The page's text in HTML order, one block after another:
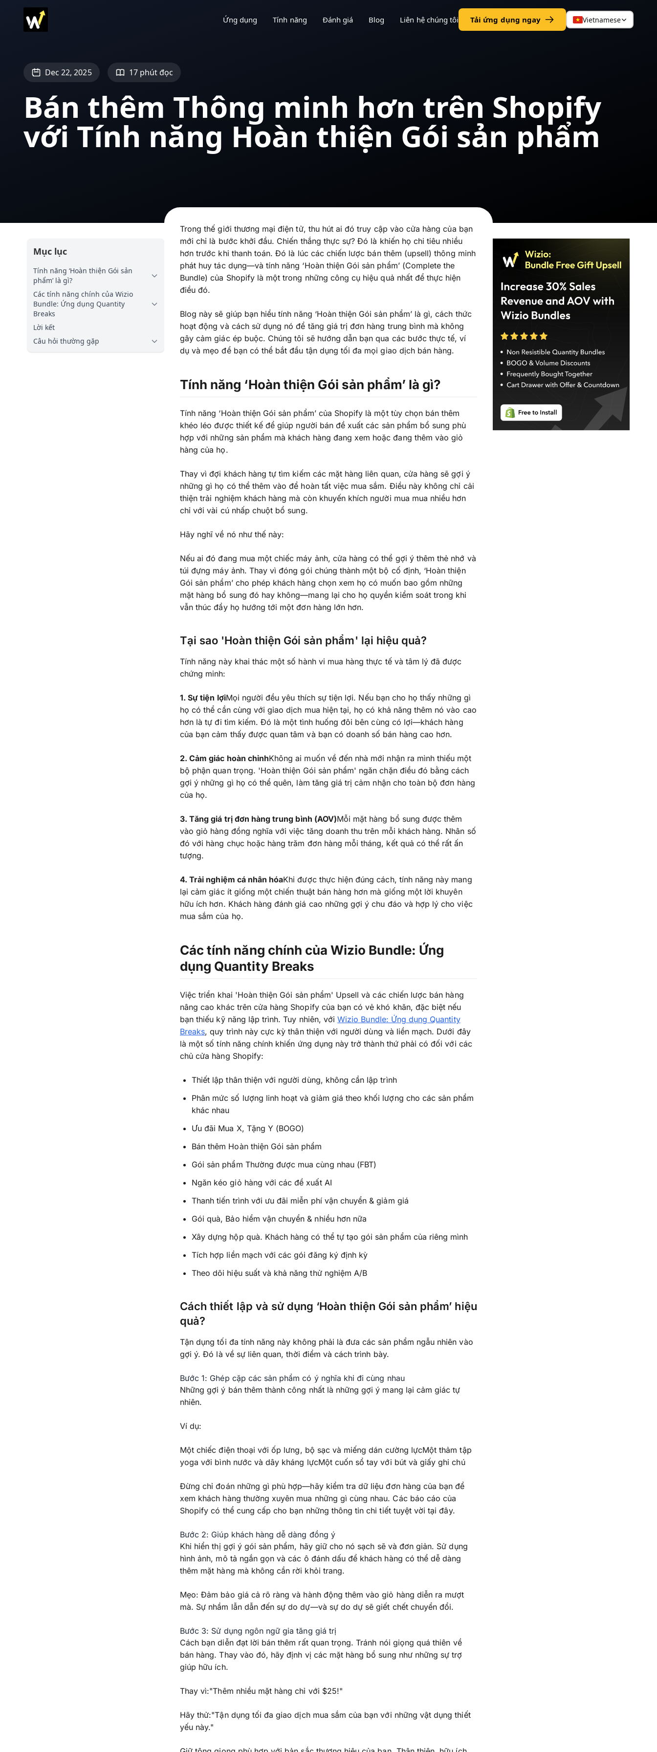
Ứng dụng Tính năng Đánh giá Blog Liên hệ chúng tôi Tải ứng dụng ngay Vietnamese
Dec 22, 2025 17 phút đọc
Bán thêm Thông minh hơn trên Shopify
với Tính năng Hoàn thiện Gói sản phẩm
Mục lục
Tính năng ‘Hoàn thiện Gói sản
phẩm’ là gì?
Các tính năng chính của Wizio
Bundle: Ứng dụng Quantity
Breaks
Lời kết
Câu hỏi thường gặp
Trong thế giới thương mại điện tử, thu hút ai đó truy cập vào cửa hàng của bạn
mới chỉ là bước khởi đầu. Chiến thắng thực sự? Đó là khiến họ chi tiêu nhiều
hơn trước khi thanh toán. Đó là lúc các chiến lược bán thêm (upsell) thông minh
phát huy tác dụng—và tính năng ‘Hoàn thiện Gói sản phẩm’ (Complete the
Bundle) của Shopify là một trong những công cụ hiệu quả nhất để thực hiện
điều đó.
Blog này sẽ giúp bạn hiểu tính năng ‘Hoàn thiện Gói sản phẩm’ là gì, cách thức
hoạt động và cách sử dụng nó để tăng giá trị đơn hàng trung bình mà không
gây cảm giác ép buộc. Chúng tôi sẽ hướng dẫn bạn qua các bước thực tế, ví
dụ và mẹo để bạn có thể bắt đầu tận dụng tối đa mọi giao dịch bán hàng.
Tính năng ‘Hoàn thiện Gói sản phẩm’ là gì?
Tính năng ‘Hoàn thiện Gói sản phẩm’ của Shopify là một tùy chọn bán thêm
khéo léo được thiết kế để giúp người bán đề xuất các sản phẩm bổ sung phù
hợp với những sản phẩm mà khách hàng đang xem hoặc đang thêm vào giỏ
hàng của họ.
Thay vì đợi khách hàng tự tìm kiếm các mặt hàng liên quan, cửa hàng sẽ gợi ý
những gì họ có thể thêm vào để hoàn tất việc mua sắm. Điều này không chỉ cải
thiện trải nghiệm khách hàng mà còn khuyến khích người mua mua nhiều hơn
chỉ với vài cú nhấp chuột bổ sung.
Hãy nghĩ về nó như thế này:
Nếu ai đó đang mua một chiếc máy ảnh, cửa hàng có thể gợi ý thêm thẻ nhớ và
túi đựng máy ảnh. Thay vì đóng gói chúng thành một bộ cố định, ‘Hoàn thiện
Gói sản phẩm’ cho phép khách hàng chọn xem họ có muốn bao gồm những
mặt hàng bổ sung đó hay không—mang lại cho họ quyền kiểm soát trong khi
vẫn thúc đẩy họ hướng tới một đơn hàng lớn hơn.
Tại sao 'Hoàn thiện Gói sản phẩm' lại hiệu quả?
Tính năng này khai thác một số hành vi mua hàng thực tế và tâm lý đã được
chứng minh:
1. Sự tiện lợiMọi người đều yêu thích sự tiện lợi. Nếu bạn cho họ thấy những gì
họ có thể cần cùng với giao dịch mua hiện tại, họ có khả năng thêm nó vào cao
hơn là tự đi tìm kiếm. Đó là một tình huống đôi bên cùng có lợi—khách hàng
của bạn cảm thấy được quan tâm và bạn có doanh số bán hàng cao hơn.
2. Cảm giác hoàn chỉnhKhông ai muốn về đến nhà mới nhận ra mình thiếu một
bộ phận quan trọng. 'Hoàn thiện Gói sản phẩm' ngăn chặn điều đó bằng cách
gợi ý những gì họ có thể quên, làm tăng giá trị cảm nhận cho toàn bộ đơn hàng
của họ.
3. Tăng giá trị đơn hàng trung bình (AOV)Mỗi mặt hàng bổ sung được thêm
vào giỏ hàng đồng nghĩa với việc tăng doanh thu trên mỗi khách hàng. Nhân số
đó với hàng chục hoặc hàng trăm đơn hàng mỗi tháng, kết quả có thể rất ấn
tượng.
4. Trải nghiệm cá nhân hóaKhi được thực hiện đúng cách, tính năng này mang
lại cảm giác ít giống một chiến thuật bán hàng hơn mà giống một lời khuyên
hữu ích hơn. Khách hàng đánh giá cao những gợi ý chu đáo và hợp lý cho việc
mua sắm của họ.
Các tính năng chính của Wizio Bundle: Ứng
dụng Quantity Breaks
Việc triển khai 'Hoàn thiện Gói sản phẩm' Upsell và các chiến lược bán hàng
nâng cao khác trên cửa hàng Shopify của bạn có vẻ khó khăn, đặc biệt nếu
bạn thiếu kỹ năng lập trình. Tuy nhiên, vớiWizio Bundle: Ứng dụng Quantity
Breaks, quy trình này cực kỳ thân thiện với người dùng và liền mạch. Dưới đây
là một số tính năng chính khiến ứng dụng này trở thành thứ phải có đối với các
chủ cửa hàng Shopify:
Thiết lập thân thiện với người dùng, không cần lập trình
Phân mức số lượng linh hoạt và giảm giá theo khối lượng cho các sản phẩm
khác nhau
Ưu đãi Mua X, Tặng Y (BOGO)
Bán thêm Hoàn thiện Gói sản phẩm
Gói sản phẩm Thường được mua cùng nhau (FBT)
Ngăn kéo giỏ hàng với các đề xuất AI
Thanh tiến trình với ưu đãi miễn phí vận chuyển & giảm giá
Gói quà, Bảo hiểm vận chuyển & nhiều hơn nữa
Xây dựng hộp quà. Khách hàng có thể tự tạo gói sản phẩm của riêng mình
Tích hợp liền mạch với các gói đăng ký định kỳ
Theo dõi hiệu suất và khả năng thử nghiệm A/B
Cách thiết lập và sử dụng ‘Hoàn thiện Gói sản phẩm’ hiệu
quả?
Tận dụng tối đa tính năng này không phải là đưa các sản phẩm ngẫu nhiên vào
gợi ý. Đó là về sự liên quan, thời điểm và cách trình bày.
Bước 1: Ghép cặp các sản phẩm có ý nghĩa khi đi cùng nhau
Những gợi ý bán thêm thành công nhất là những gợi ý mang lại cảm giác tự
nhiên.
Ví dụ:
Một chiếc điện thoại với ốp lưng, bộ sạc và miếng dán cường lựcMột thảm tập
yoga với bình nước và dây kháng lựcMột cuốn sổ tay với bút và giấy ghi chú
Đừng chỉ đoán những gì phù hợp—hãy kiểm tra dữ liệu đơn hàng của bạn để
xem khách hàng thường xuyên mua những gì cùng nhau. Các báo cáo của
Shopify có thể cung cấp cho bạn những thông tin chi tiết tuyệt vời tại đây.
Bước 2: Giúp khách hàng dễ dàng đồng ý
Khi hiển thị gợi ý gói sản phẩm, hãy giữ cho nó sạch sẽ và đơn giản. Sử dụng
hình ảnh, mô tả ngắn gọn và các ô đánh dấu để khách hàng có thể dễ dàng
thêm mặt hàng mà không cần rời khỏi trang.
Mẹo: Đảm bảo giá cả rõ ràng và hành động thêm vào giỏ hàng diễn ra mượt
mà. Sự nhầm lẫn dẫn đến sự do dự—và sự do dự sẽ giết chết chuyển đổi.
Bước 3: Sử dụng ngôn ngữ gia tăng giá trị
Cách bạn diễn đạt lời bán thêm rất quan trọng. Tránh nói giọng quá thiên về
bán hàng. Thay vào đó, hãy định vị các mặt hàng bổ sung như những sự trợ
giúp hữu ích.
Thay vì:"Thêm nhiều mặt hàng chỉ với $25!"
Hãy thử:"Tận dụng tối đa giao dịch mua sắm của bạn với những vật dụng thiết
yếu này."